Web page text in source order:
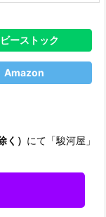
ーストック
Amazon
く） にて「駿河屋」